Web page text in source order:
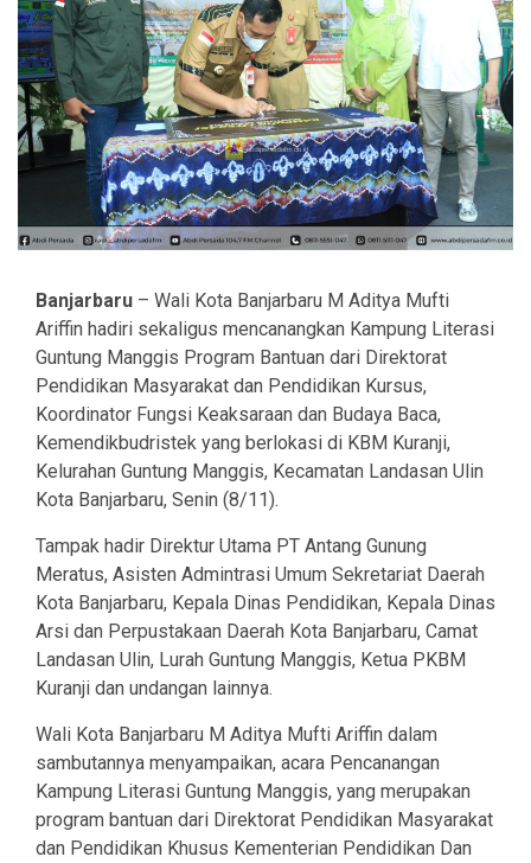
Banjarbaru – Wali Kota Banjarbaru M Aditya Mufti
Ariffin hadiri sekaligus mencanangkan Kampung Literasi
Guntung Manggis Program Bantuan dari Direktorat
Pendidikan Masyarakat dan Pendidikan Kursus,
Koordinator Fungsi Keaksaraan dan Budaya Baca,
Kemendikbudristek yang berlokasi di KBM Kuranji,
Kelurahan Guntung Manggis, Kecamatan Landasan Ulin
Kota Banjarbaru, Senin (8/11).
Tampak hadir Direktur Utama PT Antang Gunung
Meratus, Asisten Admintrasi Umum Sekretariat Daerah
Kota Banjarbaru, Kepala Dinas Pendidikan, Kepala Dinas
Arsi dan Perpustakaan Daerah Kota Banjarbaru, Camat
Landasan Ulin, Lurah Guntung Manggis, Ketua PKBM
Kuranji dan undangan lainnya.
Wali Kota Banjarbaru M Aditya Mufti Ariffin dalam
sambutannya menyampaikan, acara Pencanangan
Kampung Literasi Guntung Manggis, yang merupakan
program bantuan dari Direktorat Pendidikan Masyarakat
dan Pendidikan Khusus Kementerian Pendidikan Dan